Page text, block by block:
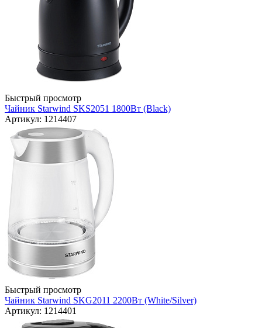
Быстрый просмотр
Чайник Starwind SKS2051 1800Вт (Black)
Артикул: 1214407
Быстрый просмотр
Чайник Starwind SKG2011 2200Вт (White/Silver)
Артикул: 1214401